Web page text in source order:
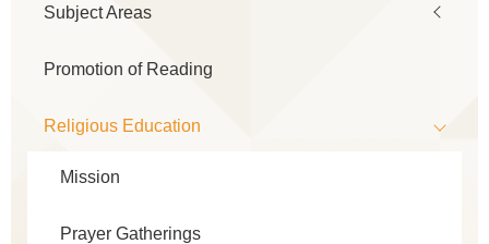
Subject Areas
Promotion of Reading
Religious Education
Mission
Prayer Gatherings